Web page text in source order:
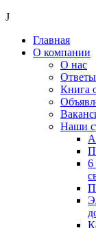
J
Главная
О компании
О нас
Книга
Наши
6